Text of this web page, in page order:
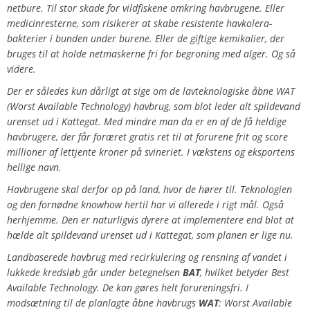
netbure. Til stor skade for vildfiskene omkring havbrugene. Eller
medicinresterne, som risikerer at skabe resistente havkolera-
bakterier i bunden under burene. Eller de giftige kemikalier, der
bruges til at holde netmaskerne fri for begroning med alger. Og så
videre.
Der er således kun dårligt at sige om de lavteknologiske åbne WAT
(Worst Available Technology) havbrug, som blot leder alt spildevand
urenset ud i Kattegat. Med mindre man da er en af de få heldige
havbrugere, der får foræret gratis ret til at forurene frit og score
millioner af lettjente kroner på svineriet. I vækstens og eksportens
hellige navn.
Havbrugene skal derfor op på land, hvor de hører til. Teknologien
og den fornødne knowhow hertil har vi allerede i rigt mål. Også
herhjemme. Den er naturligvis dyrere at implementere end blot at
hælde alt spildevand urenset ud i Kattegat, som planen er lige nu.
Landbaserede havbrug med recirkulering og rensning af vandet i
lukkede kredsløb går under betegnelsen BAT, hvilket betyder Best
Available Technology. De kan gøres helt forureningsfri. I
modsætning til de planlagte åbne havbrugs WAT: Worst Available